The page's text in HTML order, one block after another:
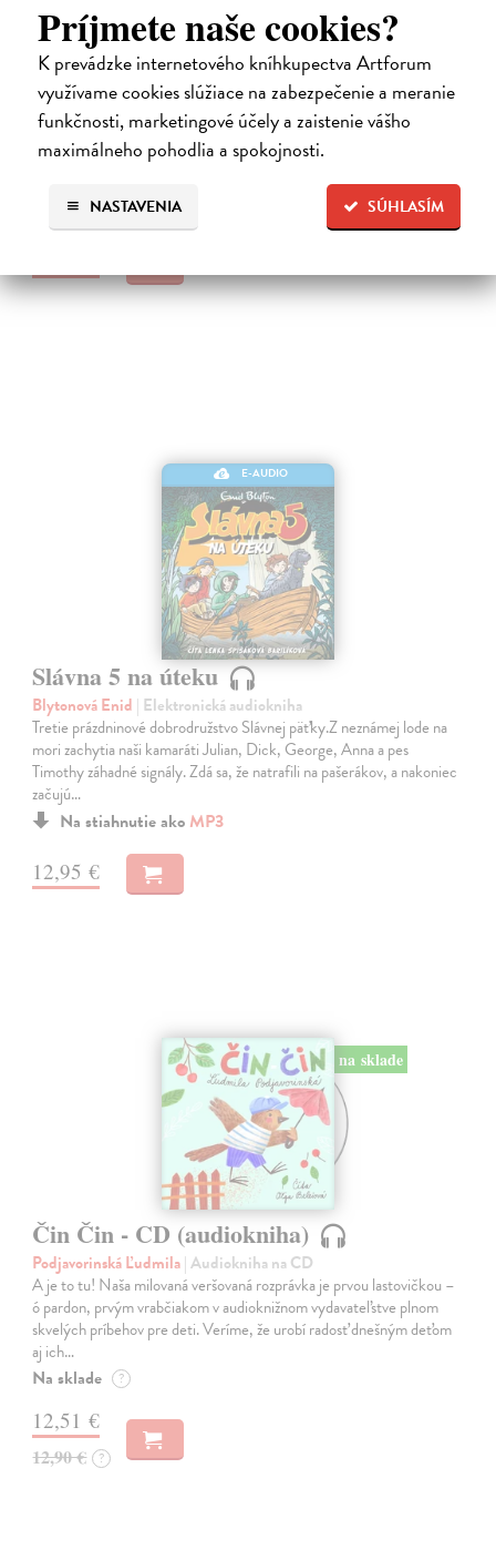
Príjmete naše cookies?
K prevádzke internetového kníhkupectva Artforum
využívame cookies slúžiace na zabezpečenie a meranie
funkčnosti, marketingové účely a zaistenie vášho
maximálneho pohodlia a spokojnosti.
SÚHLASÍM
NASTAVENIA
Až dozrieme
Rúfus Milan| Elektronická audiokniha
Básnik Milan Rúfus patrí medzi najvýraznejšie osobnosti slovenskej
poézie. Debutoval básnickou zbierkou Až dozrieme (1956), ktorá
znamenala výrazný posun dobového chápania poézie.
Na stiahnutie ako
E-AUDIO
Slávna 5 na úteku
Blytonová Enid | Elektronická audiokniha
Tretie prázdninové dobrodružstvo Slávnej päťky.Z neznámej lode na
mori zachytia naši kamaráti Julian, Dick, George, Anna a pes
Timothy záhadné signály. Zdá sa, že natrafili na pašerákov, a nakoniec
začujú…
Na stiahnutie ako MP3
12,95 €
na sklade
Čin Čin - CD (audiokniha)
Podjavorinská Ľudmila| Audiokniha na CD
A je to tu! Naša milovaná veršovaná rozprávka je prvou lastovičkou –
ó pardon, prvým vrabčiakom v audioknižnom vydavateľstve plnom
skvelých príbehov pre deti. Veríme, že urobí radosť dnešným deťom
aj ich…
Na sklade ?
12,51 €
12,90 € ?